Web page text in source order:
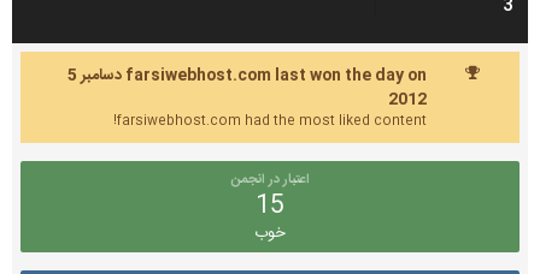
farsiwebhost.com last won the day on دسامبر 5
2012
farsiwebhost.com had the most liked content!
اعتبار در انجمن
15
خوب